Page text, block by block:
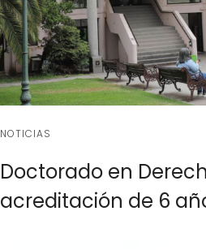
NOTICIAS
Doctorado en
acreditación de 6